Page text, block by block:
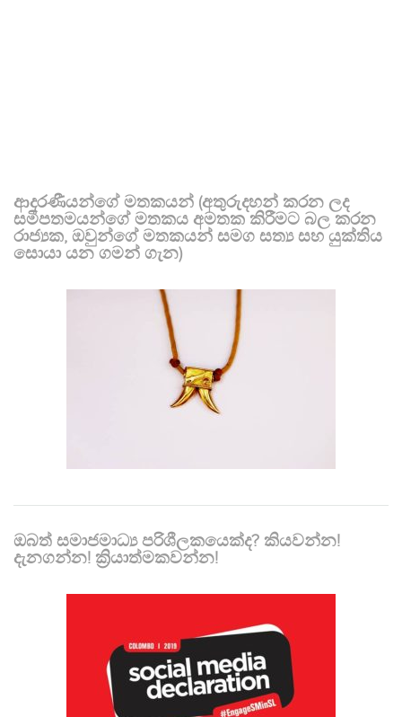
ආදරණීයන්ගේ මතකයන් (අතුරුදහන් කරන ලද
සමීපතමයන්ගේ මතකය අමතක කිරීමට බල කරන
රාජ්‍යක, ඔවුන්ගේ මතකයන් සමග සත්‍ය සහ යුක්තිය
සොයා යන ගමන් ගැන)
ඔබත් සමාජමාධ්‍ය පරිශීලකයෙක්ද? කියවන්න!
දැනගන්න! ක්‍රියාත්මකවන්න!